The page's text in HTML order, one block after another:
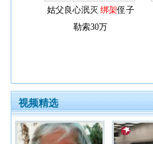
姑父良心泯灭 绑架侄子
勒索30万
视频精选